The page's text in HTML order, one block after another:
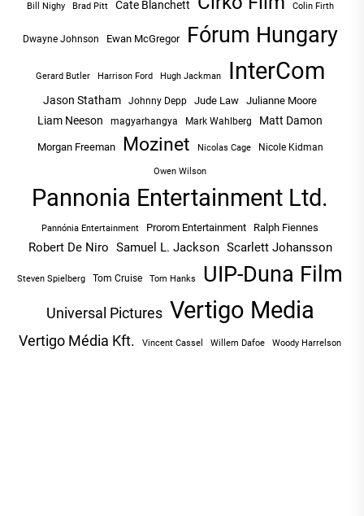
Bill Nighy Brad Pitt Cate Blanchett Colin Firth
Dwayne Johnson Ewan McGregor Fórum Hungary
Gerard Butler Harrison Ford Hugh Jackman InterCom
Jason Statham Johnny Depp Jude Law Julianne Moore
Liam Neeson magyarhangya Mark Wahlberg Matt Damon
Morgan Freeman Mozinet Nicolas Cage Nicole Kidman
Owen Wilson
Pannonia Entertainment Ltd.
Pannónia Entertainment Prorom Entertainment Ralph Fiennes
Robert De Niro Samuel L. Jackson Scarlett Johansson
Steven Spielberg Tom Cruise Tom Hanks UIP-Duna Film
Universal Pictures Vertigo Media
Vertigo Média Kft. Vincent Cassel Willem Dafoe Woody Harrelson